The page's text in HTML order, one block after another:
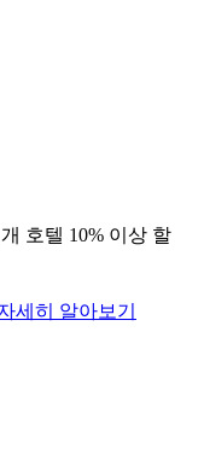
호텔 10% 이상 할
세히 알아보기